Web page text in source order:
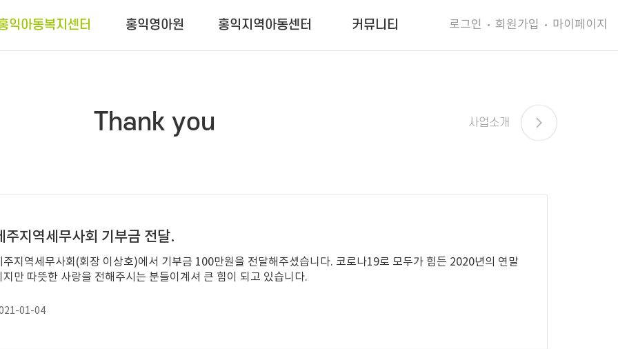
익아동복지센터 홍익영아원 홍익지역아동센터 커뮤니티 로그인 회원가입 마이페이지
Thank you 사업소개
주지역세무사회 기부금 전달.
지역세무사회(회장 이상호)에서 기부금 100만원을 전달해주셨습니다. 코로나19로 모두가 힘든 2020년의 연말
지만 따뜻한 사랑을 전해주시는 분들이계셔 큰 힘이 되고 있습니다.
01-04